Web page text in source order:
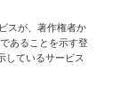
スが、著作権者か
あることを示す登
しているサービス